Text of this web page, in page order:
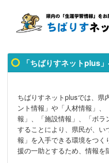
「ちばりすネットplus
ちばりすネットplusでは、県
ント情報」や「人材情報」
報」、「施設情報」、「ボ
することにより、県民が、
報」を入手できる環境をつ
援の一助とするため、情報を